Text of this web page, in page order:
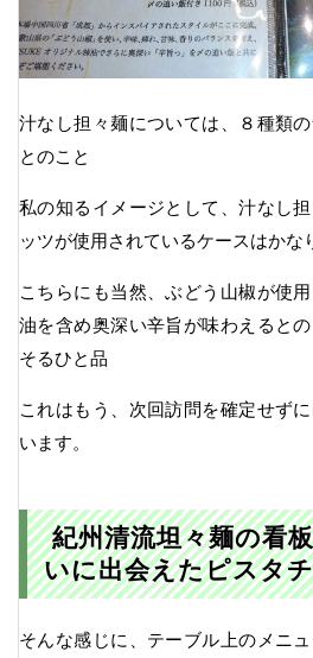
汁なし担々麺については、８種類
とのこと
私の知るイメージとして、汁なし
ッツが使用されているケースはかな
こちらにも当然、ぶどう山椒が使
油を含め奥深い辛旨が味わえると
そるひと品
これはもう、次回訪問を確定せず
います。
紀州清流坦々麺の看
いに出会えたピスタ
そんな感じに、テーブル上のメニ